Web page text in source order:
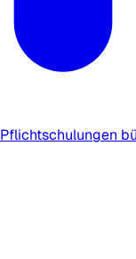
Pflichtschulungen